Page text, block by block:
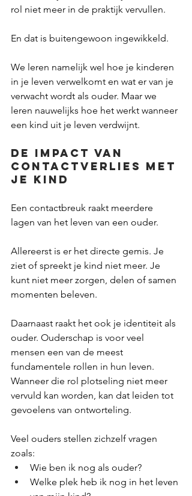
rol niet meer in de praktijk vervullen.
En dat is buitengewoon ingewikkeld.
We leren namelijk wel hoe je kinderen
in je leven verwelkomt en wat er van je
verwacht wordt als ouder. Maar we
leren nauwelijks hoe het werkt wanneer
een kind uit je leven verdwijnt.
De impact van
contactverlies met
je kind
Een contactbreuk raakt meerdere
lagen van het leven van een ouder.
Allereerst is er het directe gemis. Je
ziet of spreekt je kind niet meer. Je
kunt niet meer zorgen, delen of samen
momenten beleven.
Daarnaast raakt het ook je identiteit als
ouder. Ouderschap is voor veel
mensen een van de meest
fundamentele rollen in hun leven.
Wanneer die rol plotseling niet meer
vervuld kan worden, kan dat leiden tot
gevoelens van ontworteling.
Veel ouders stellen zichzelf vragen
zoals:
Wie ben ik nog als ouder?
Welke plek heb ik nog in het leven